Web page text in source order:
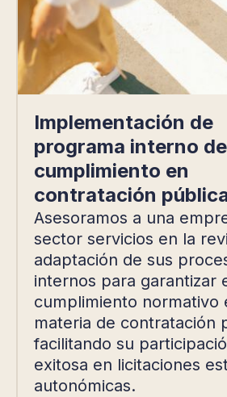
Implementación de
programa interno de
cumplimiento en
contratación
Asesoramos a una
sector servicios en la
adaptación de sus
internos para garantizar
cumplimiento normativo
materia de contratación
facilitando su
exitosa en licitaciones
autonómicas.